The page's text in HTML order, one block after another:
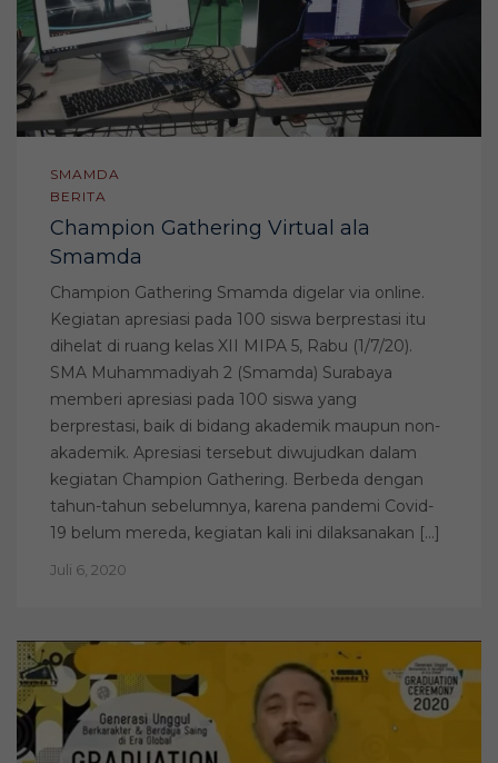
SMAMDA
BERITA
Champion Gathering Virtual ala
Smamda
Champion Gathering Smamda digelar via online.
Kegiatan apresiasi pada 100 siswa berprestasi itu
dihelat di ruang kelas XII MIPA 5, Rabu (1/7/20).
SMA Muhammadiyah 2 (Smamda) Surabaya
memberi apresiasi pada 100 siswa yang
berprestasi, baik di bidang akademik maupun non-
akademik. Apresiasi tersebut diwujudkan dalam
kegiatan Champion Gathering. Berbeda dengan
tahun-tahun sebelumnya, karena pandemi Covid-
19 belum mereda, kegiatan kali ini dilaksanakan […]
Juli 6, 2020